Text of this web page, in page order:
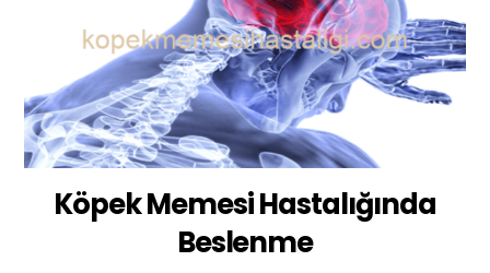
Köpek Memesi Hastalığında
Beslenme